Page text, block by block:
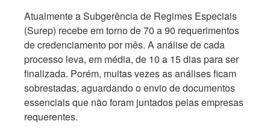
Atualmente a Subgerência de Regimes Especiais
(Surep) recebe em torno de 70 a 90 requerimentos
de credenciamento por mês. A análise de cada
processo leva, em média, de 10 a 15 dias para ser
finalizada. Porém, muitas vezes as análises ficam
sobrestadas, aguardando o envio de documentos
essenciais que não foram juntados pelas empresas
requerentes.